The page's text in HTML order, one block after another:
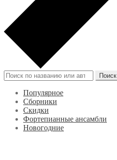
Искать: Поиск
Популярное
Сборники
Скидки
Фортепианные ансамбли
Новогодние